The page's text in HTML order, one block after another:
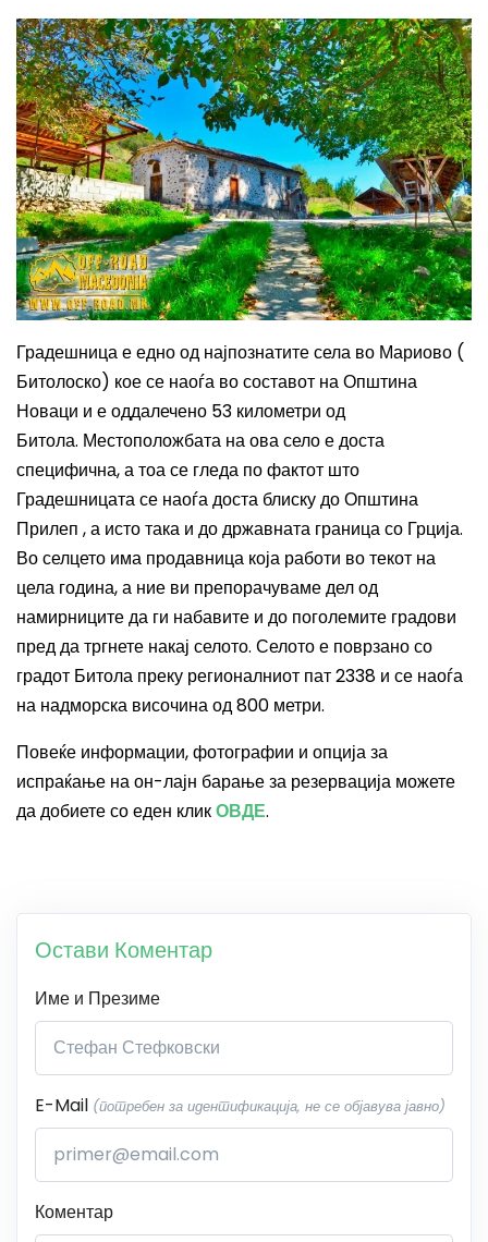
Градешница е едно од најпознатите села во Мариово (
Битолоско) кое се наоѓа во составот на Општина
Новаци и е оддалечено 53 километри од
Битола. Местоположбата на ова село е доста
специфична, а тоа се гледа по фактот што
Градешницата се наоѓа доста блиску до Општина
Прилеп , а исто така и до државната граница со Грција.
Во селцето има продавница која работи во текот на
цела година, а ние ви препорачуваме дел од
намирниците да ги набавите и до поголемите градови
пред да тргнете накај селото. Селото е поврзано со
градот Битола преку регионалниот пат 2338 и се наоѓа
на надморска височина од 800 метри.
Повеќе информации, фотографии и опција за
испраќање на он-лајн барање за резервација можете
да добиете со еден кликОВДЕ.
Остави Коментар
Име и Презиме
E-Mail (потребен за идентификација, не се објавува јавно)
Коментар